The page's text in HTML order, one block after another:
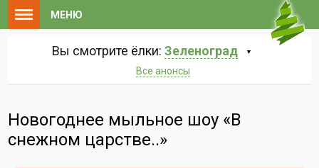
МЕНЮ
Вы смотрите ёлки:Зеленоград
Все анонсы
Новогоднее мыльное шоу «В
снежном царстве..»